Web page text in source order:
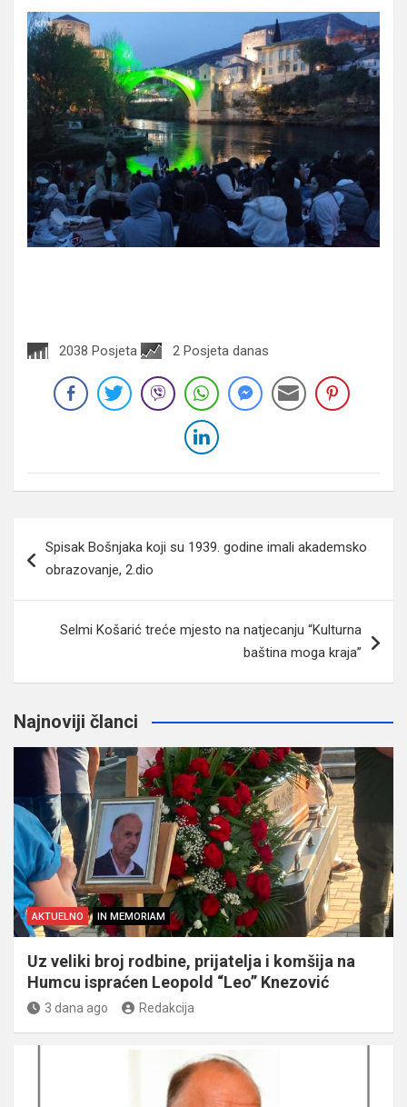
2038 Posjeta 2 Posjeta danas
članaka
Spisak Bošnjaka koji su 1939. godine imali akademsko
obrazovanje, 2.dio
Selmi Košarić treće mjesto na natjecanju “Kulturna
baština moga kraja”
Najnoviji članci
AKTUELNO IN MEMORIAM
Uz veliki broj rodbine, prijatelja i komšija na
Humcu ispraćen Leopold “Leo” Knezović
3 dana ago Redakcija